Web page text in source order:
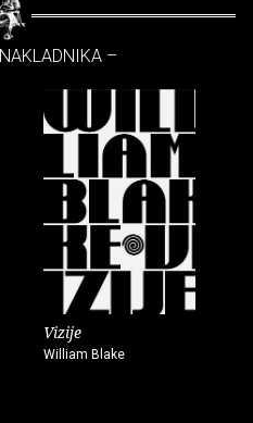
–
Vizije
William Blake